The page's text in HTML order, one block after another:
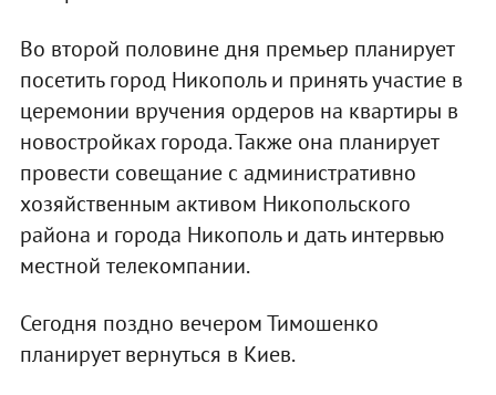
Во второй половине дня премьер планирует
посетить город Никополь и принять участие в
церемонии вручения ордеров на квартиры в
новостройках города. Также она планирует
провести совещание с административно
хозяйственным активом Никопольского
района и города Никополь и дать интервью
местной телекомпании.
Сегодня поздно вечером Тимошенко
планирует вернуться в Киев.